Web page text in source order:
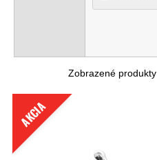
Zobrazené produkty
AKCIA